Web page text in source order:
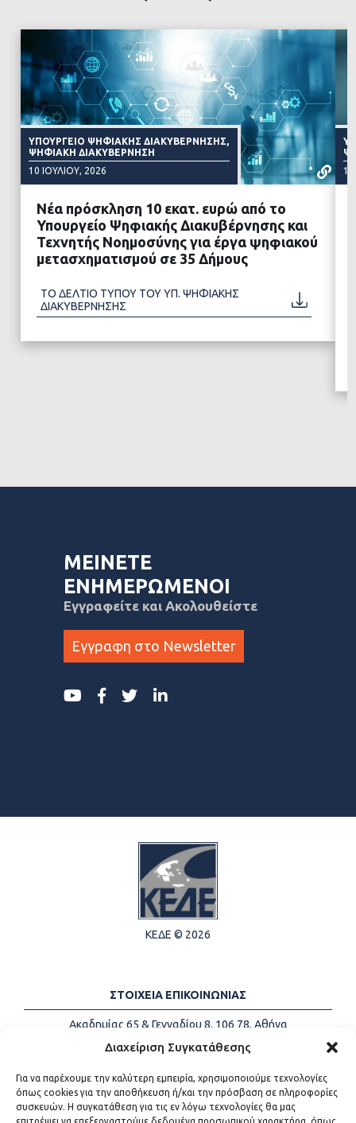
Διαχείριση Συγκατάθεσης
Για να παρέχουμε την καλύτερη εμπειρία, χρησιμοποιούμε τεχνολογίες
όπως cookies για την αποθήκευση ή/και την πρόσβαση σε πληροφορίες
συσκευών. Η συγκατάθεση για τις εν λόγω τεχνολογίες θα μας
ΥΠΟΥΡΓΕΊΟ ΨΗΦΙΑΚΉΣ ΔΙΑΚΥΒΈΡΝΗΣΗΣ,
ΨΗΦΙΑΚΉ ΔΙΑΚΥΒΈΡΝΗΣΗ
10 ΙΟΥΛΊΟΥ, 2026
ΔΙΑΒΑΣΤΕ ΠΕΡΙΣΣΟΤΕΡΑ
Νέα πρόσκληση 10 εκατ. ευρώ από το
Υπουργείο Ψηφιακής Διακυβέρνησης και
Τεχνητής Νοημοσύνης για έργα ψηφιακού
μετασχηματισμού σε 35 Δήμους
ΤΟ ΔΕΛΤΙΟ ΤΥΠΟΥ ΤΟΥ ΥΠ. ΨΗΦΙΑΚΗΣ
ΔΙΑΚΥΒΕΡΝΗΣΗΣ
15
ΜΕΙΝΕΤΕ
ΕΝΗΜΕΡΩΜΕΝΟΙ
Εγγραφείτε και Ακολουθείστε
Εγγραφη στο Newsletter
ΚΕΔΕ © 2026
ΣΤΟΙΧΕΙΑ ΕΠΙΚΟΙΝΩΝΙΑΣ
Ακαδημίας 65 & Γενναδίου 8, 106 78, Αθήνα
Τηλέφωνα:
+30 213-2147500
Email:
info@kede.gr